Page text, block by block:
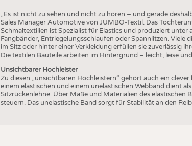
„Es ist nicht zu sehen und nicht zu hören – und gerade
Sales Manager Automotive von JUMBO-Textil. Das
Schmaltextilien ist Spezialist für Elastics und produziert
Fangbänder, Entriegelungsschlaufen oder Spannlitzen. Viele
im Sitz oder hinter einer Verkleidung erfüllen sie zuverlässig
Die textilen Bauteile arbeiten im Hintergrund – leicht, leise
Unsichtbarer Hochleister
Zu diesen „unsichtbaren Hochleistern“ gehört auch ein
einem elastischen und einem unelastischen Webband dient
Sitzrückenlehne. Über Maße und Materialien des elastischen
steuern. Das unelastische Band sorgt für Stabilität an den